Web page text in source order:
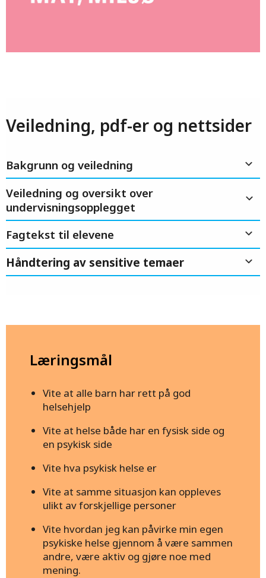
Veiledning, pdf-er og nettsider
Bakgrunn og veiledning
Veiledning og oversikt over
undervisningsopplegget
Fagtekst til elevene
Håndtering av sensitive temaer
Læringsmål
Vite at alle barn har rett på god
helsehjelp
Vite at helse både har en fysisk side og
en psykisk side
Vite hva psykisk helse er
Vite at samme situasjon kan oppleves
ulikt av forskjellige personer
Vite hvordan jeg kan påvirke min egen
psykiske helse gjennom å være sammen
andre, være aktiv og gjøre noe med
mening.